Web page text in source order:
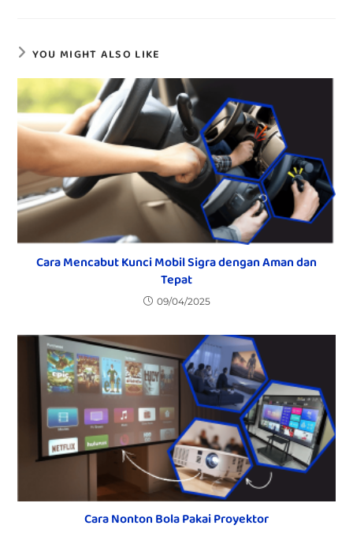
YOU MIGHT ALSO LIKE
Cara Mencabut Kunci Mobil Sigra dengan Aman dan
Tepat
09/04/2025
Cara Nonton Bola Pakai Proyektor